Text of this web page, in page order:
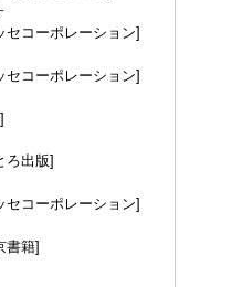
コーポレーション]
コーポレーション]
出版]
コーポレーション]
書籍]